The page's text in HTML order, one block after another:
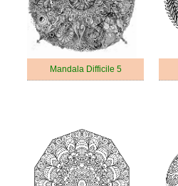
Mandala Difficile 5